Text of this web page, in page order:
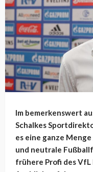
Im bemerkenswert
Schalkes
es eine ganze
und neutrale
frühere Profi des VfL